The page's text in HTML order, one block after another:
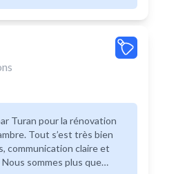
Turan pour la rénovation
très bien
communication claire et